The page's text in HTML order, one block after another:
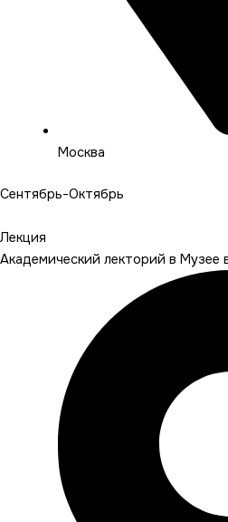
Москва
Сентябрь-Октябрь
Лекция
Академический лекторий в Музее